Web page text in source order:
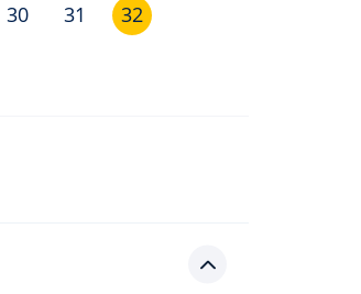
30 31 32